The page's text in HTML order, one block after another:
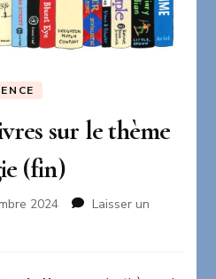
sur le thème
(fin)
2024
Laisser un